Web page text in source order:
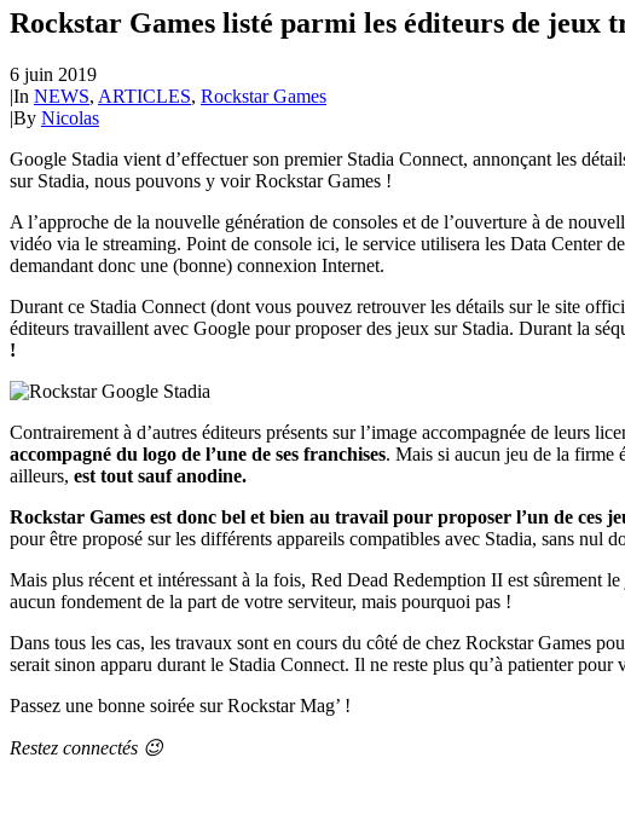
Rockstar Games listé parmi les éditeurs de jeux
6 juin 2019
|In NEWS, ARTICLES, Rockstar Games
|By Nicolas
Google Stadia vient d’effectuer son premier Stadia Connect, annonçant les
sur Stadia, nous pouvons y voir Rockstar Games !
A l’approche de la nouvelle génération de consoles et de l’ouverture à de
vidéo via le streaming. Point de console ici, le service utilisera les Data Center
demandant donc une (bonne) connexion Internet.
Durant ce Stadia Connect (dont vous pouvez retrouver les détails sur le site
éditeurs travaillent avec Google pour proposer des jeux sur Stadia. Durant la
!
Contrairement à d’autres éditeurs présents sur l’image accompagnée de leurs
accompagné du logo de l’une de ses franchises. Mais si aucun jeu de la firme
ailleurs, est tout sauf anodine.
Rockstar Games est donc bel et bien au travail pour proposer l’un de ces
pour être proposé sur les différents appareils compatibles avec Stadia, sans nul
Mais plus récent et intéressant à la fois, Red Dead Redemption II est sûrement
aucun fondement de la part de votre serviteur, mais pourquoi pas !
Dans tous les cas, les travaux sont en cours du côté de chez Rockstar Games
serait sinon apparu durant le Stadia Connect. Il ne reste plus qu’à patienter
Passez une bonne soirée sur Rockstar Mag’ !
Restez connectés 😉